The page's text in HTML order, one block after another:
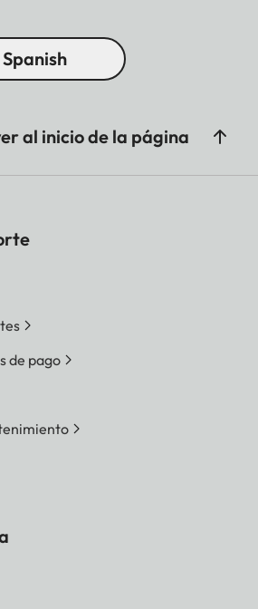
al inicio de la página
de pago